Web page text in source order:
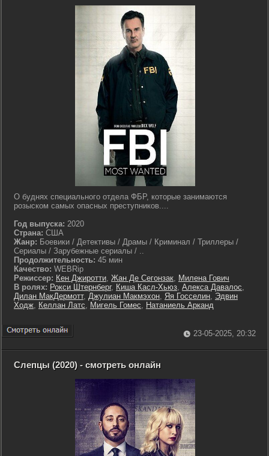
О буднях специального отдела ФБР, которые занимаются
розыском самых опасных преступников....
Год выпуска: 2020
Страна: США
Жанр: Боевики / Детективы / Драмы / Криминал / Триллеры /
Сериалы / Зарубежные сериалы / ..
Продолжительность: 45 мин
Качество: WEBRip
Режиссер: Кен Джиротти, Жан Де Сегонзак, Милена Гович
В ролях: Рокси Штернберг, Киша Касл-Хьюз, Алекса Давалос,
Дилан МакДермотт, Джулиан Макмэхон, Яя Госселин, Эдвин
Ходж, Келлан Латс, Мигель Гомес, Натаниель Арканд
23-05-2025, 20:32
Слепцы (2020) - смотреть онлайн